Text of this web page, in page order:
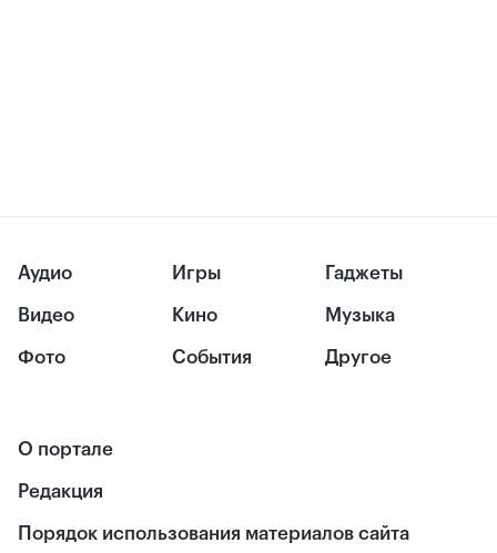
Аудио
Видео
Фото
Игры
Кино
События
Гаджеты
Музыка
Другое
О портале
Редакция
Порядок использования материалов сайта